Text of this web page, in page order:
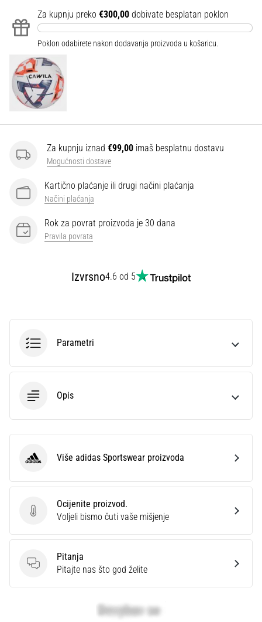
Prikaži
sve
članke
Za kupnju preko €300,00 dobivate besplatan poklon
Poklon odabirete nakon dodavanja proizvoda u košaricu.
Za kupnju iznad €99,00 imaš besplatnu dostavu
Mogućnosti dostave
Kartično plaćanje ili drugi načini plaćanja
Načini plaćanja
Rok za povrat proizvoda je 30 dana
Pravila povrata
Izvrsno4.6 od 5
Parametri
Opis
Ocijenite proizvod.
Ocijenite proizvod.
Voljeli bismo čuti vaše mišjenje
Pitanja
Pitanja
Pitajte nas što god želite
adidas Sportswear
Više adidas Sportswear proizvoda